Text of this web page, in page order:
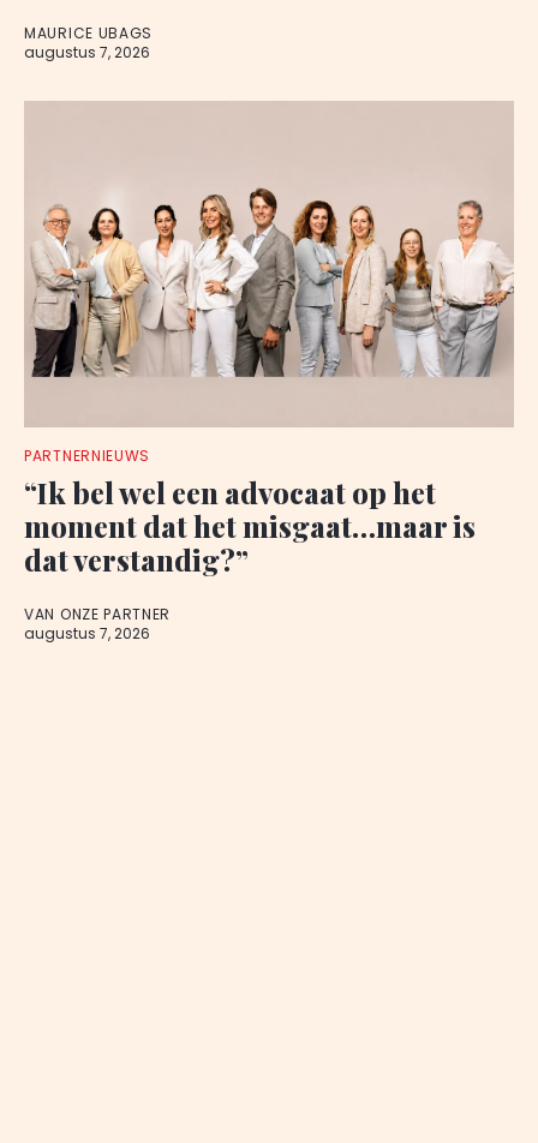
MAURICE UBAGS
augustus 7, 2026
PARTNERNIEUWS
“Ik bel wel een advocaat op het
moment dat het misgaat…maar is
dat verstandig?”
VAN ONZE PARTNER
augustus 7, 2026